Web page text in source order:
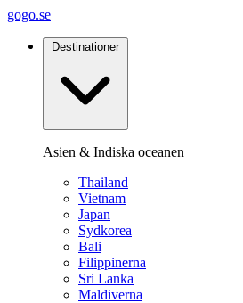
gogo.se
Destinationer
Asien & Indiska oceanen
Thailand
Vietnam
Japan
Sydkorea
Bali
Filippinerna
Sri Lanka
Maldiverna